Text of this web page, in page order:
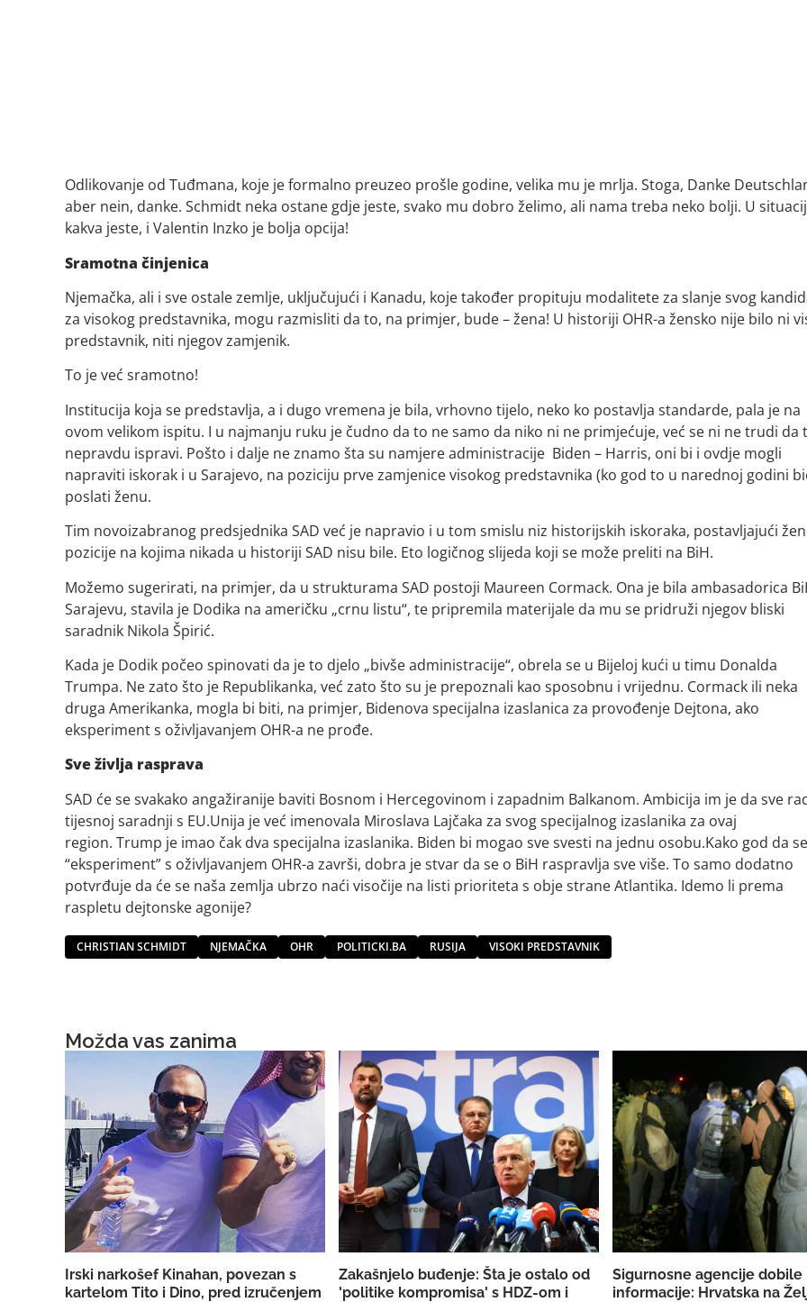
Odlikovanje od Tuđmana, koje je formalno preuzeo prošle godine, velika mu je mrlja. Stoga, Danke
aber nein, danke. Schmidt neka ostane gdje jeste, svako mu dobro želimo, ali nama treba neko bolji. U
kakva jeste, i Valentin Inzko je bolja opcija!
Sramotna činjenica
Njemačka, ali i sve ostale zemlje, uključujući i Kanadu, koje također propituju modalitete za slanje svog
za visokog predstavnika, mogu razmisliti da to, na primjer, bude – žena! U historiji OHR-a žensko nije bilo ni
predstavnik, niti njegov zamjenik.
To je već sramotno!
Institucija koja se predstavlja, a i dugo vremena je bila, vrhovno tijelo, neko ko postavlja standarde, pala je na
ovom velikom ispitu. I u najmanju ruku je čudno da to ne samo da niko ni ne primjećuje, već se ni ne trudi da
nepravdu ispravi. Pošto i dalje ne znamo šta su namjere administracije Biden – Harris, oni bi i ovdje mogli
napraviti iskorak i u Sarajevo, na poziciju prve zamjenice visokog predstavnika (ko god to u narednoj godini
poslati ženu.
Tim novoizabranog predsjednika SAD već je napravio i u tom smislu niz historijskih iskoraka, postavljajući
pozicije na kojima nikada u historiji SAD nisu bile. Eto logičnog slijeda koji se može preliti na BiH.
Možemo sugerirati, na primjer, da u strukturama SAD postoji Maureen Cormack. Ona je bila ambasadorica
Sarajevu, stavila je Dodika na američku „crnu listu“, te pripremila materijale da mu se pridruži njegov bliski
saradnik Nikola Špirić.
Kada je Dodik počeo spinovati da je to djelo „bivše administracije“, obrela se u Bijeloj kući u timu Donalda
Trumpa. Ne zato što je Republikanka, već zato što su je prepoznali kao sposobnu i vrijednu. Cormack ili neka
druga Amerikanka, mogla bi biti, na primjer, Bidenova specijalna izaslanica za provođenje Dejtona, ako
eksperiment s oživljavanjem OHR-a ne prođe.
Sve življa rasprava
SAD će se svakako angažiranije baviti Bosnom i Hercegovinom i zapadnim Balkanom. Ambicija im je da sve
tijesnoj saradnji s EU.Unija je već imenovala Miroslava Lajčaka za svog specijalnog izaslanika za ovaj
region. Trump je imao čak dva specijalna izaslanika. Biden bi mogao sve svesti na jednu osobu.Kako god da se
“eksperiment” s oživljavanjem OHR-a završi, dobra je stvar da se o BiH raspravlja sve više. To samo dodatno
potvrđuje da će se naša zemlja ubrzo naći visočije na listi prioriteta s obje strane Atlantika. Idemo li prema
raspletu dejtonske agonije?
CHRISTIAN SCHMIDT NJEMAČKA OHR POLITICKI.BA RUSIJA VISOKI PREDSTAVNIK
Možda vas zanima
Irski narkošef Kinahan, povezan s
kartelom Tito i Dino, pred izručenjem
Zakašnjelo buđenje: Šta je ostalo od
'politike kompromisa' s HDZ-om i
Sigurnosne agencije dobile
informacije: Hrvatska na